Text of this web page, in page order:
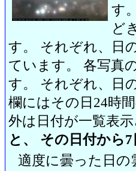
す
ど
す。 それぞれ、日
ています。 各写真
す。 それぞれ、日
欄にはその日24時
外は日付が一覧表
と、 その日付から
適度に曇った日の